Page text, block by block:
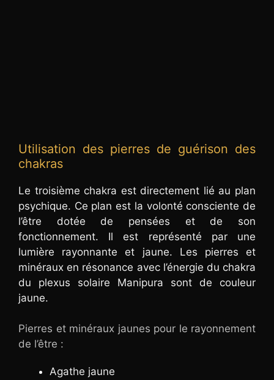
Utilisation des pierres de guérison des
chakras
Le troisième chakra est directement lié au plan
psychique. Ce plan est la volonté consciente de
l’être dotée de pensées et de son
fonctionnement. Il est représenté par une
lumière rayonnante et jaune. Les pierres et
minéraux en résonance avec l’énergie du chakra
du plexus solaire Manipura sont de couleur
jaune.
Pierres et minéraux jaunes pour le rayonnement
de l’être :
Agathe jaune